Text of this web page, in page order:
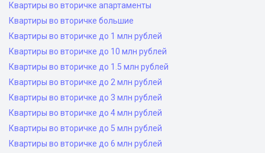
Квартиры во вторичке апартаменты
Квартиры во вторичке большие
Квартиры во вторичке до 1 млн рублей
Квартиры во вторичке до 10 млн рублей
Квартиры во вторичке до 1.5 млн рублей
Квартиры во вторичке до 2 млн рублей
Квартиры во вторичке до 3 млн рублей
Квартиры во вторичке до 4 млн рублей
Квартиры во вторичке до 5 млн рублей
Квартиры во вторичке до 6 млн рублей